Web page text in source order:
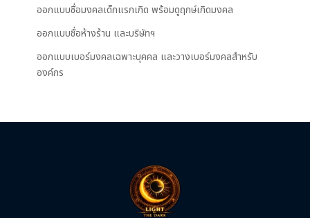
ออกแบบชื่อมงคลเด็กแรกเกิด พร้อมดูฤกษ์เกิดมงคล
ออกแบบชื่อห้างร้าน และบริษัทฯ
ออกแบบเบอร์มงคลเฉพาะบุคคล และวางเบอร์มงคลสำหรับ
องค์กร